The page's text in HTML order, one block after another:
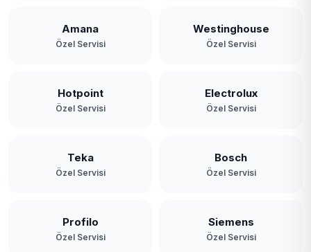
Amana
Özel Servisi
Westinghouse
Özel Servisi
Hotpoint
Özel Servisi
Electrolux
Özel Servisi
Teka
Özel Servisi
Bosch
Özel Servisi
Profilo
Özel Servisi
Siemens
Özel Servisi